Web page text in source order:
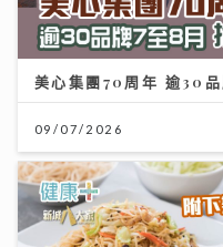
美心集團70周年 逾30
09/07/2026